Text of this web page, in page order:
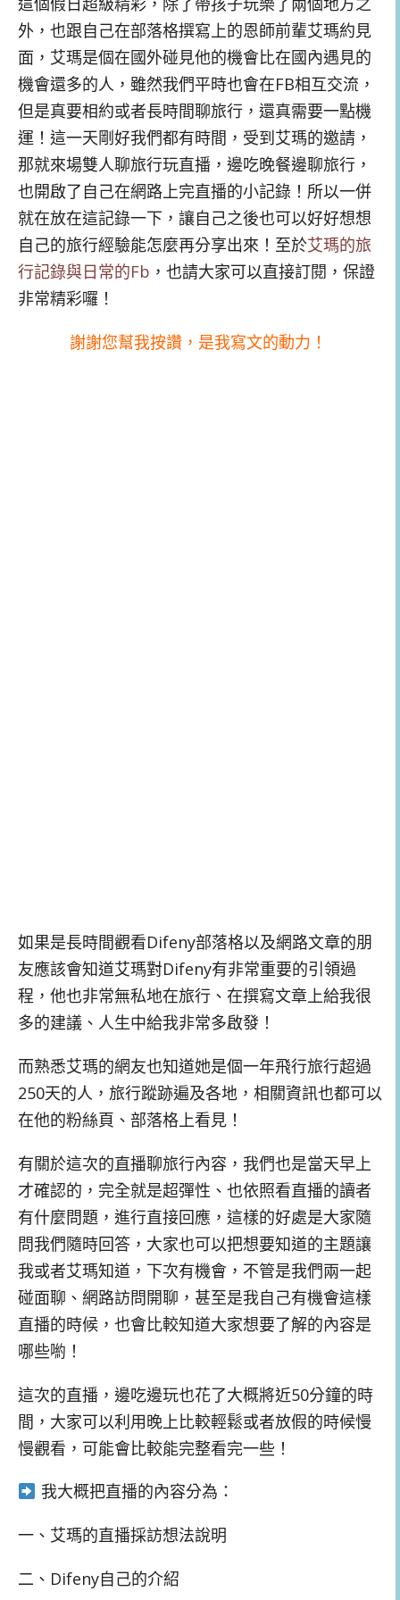
外，也跟自己在部落格撰寫上的恩師前輩艾瑪約見
面，艾瑪是個在國外碰見他的機會比在國內遇見的
機會還多的人，雖然我們平時也會在FB相互交流，
但是真要相約或者長時間聊旅行，還真需要一點機
運！這一天剛好我們都有時間，受到艾瑪的邀請，
那就來場雙人聊旅行玩直播，邊吃晚餐邊聊旅行，
也開啟了自己在網路上完直播的小記錄！所以一併
就在放在這記錄一下，讓自己之後也可以好好想想
自己的旅行經驗能怎麼再分享出來！至於艾瑪的旅
行記錄與日常的Fb ，也請大家可以直接訂閱，保證
非常精彩囉！
謝謝您幫我按讚，是我寫文的動力！
如果是長時間觀看Difeny部落格以及網路文章的朋
友應該會知道艾瑪對Difeny有非常重要的引領過
程，他也非常無私地在旅行、在撰寫文章上給我很
多的建議、人生中給我非常多啟發！
而熟悉艾瑪的網友也知道她是個一年飛行旅行超過
250天的人，旅行蹤跡遍及各地，相關資訊也都可以
在他的粉絲頁、部落格上看見！
有關於這次的直播聊旅行內容，我們也是當天早上
才確認的，完全就是超彈性、也依照看直播的讀者
有什麼問題，進行直接回應，這樣的好處是大家隨
問我們隨時回答，大家也可以把想要知道的主題讓
我或者艾瑪知道，下次有機會，不管是我們兩一起
碰面聊、網路訪問開聊，甚至是我自己有機會這樣
直播的時候，也會比較知道大家想要了解的內容是
哪些喲！
這次的直播，邊吃邊玩也花了大概將近50分鐘的時
間，大家可以利用晚上比較輕鬆或者放假的時候慢
慢觀看，可能會比較能完整看完一些！
我大概把直播的內容分為：
一、艾瑪的直播採訪想法說明
二、Difeny自己的介紹